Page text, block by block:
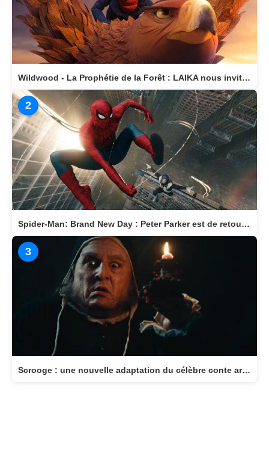
Wildwood - La Prophétie de la Forêt : LAIKA nous invite dans un monde magique
2
Spider-Man: Brand New Day : Peter Parker est de retour au cinéma le 29 juillet
3
Scrooge : une nouvelle adaptation du célèbre conte arrive au cinéma le 11 novembre